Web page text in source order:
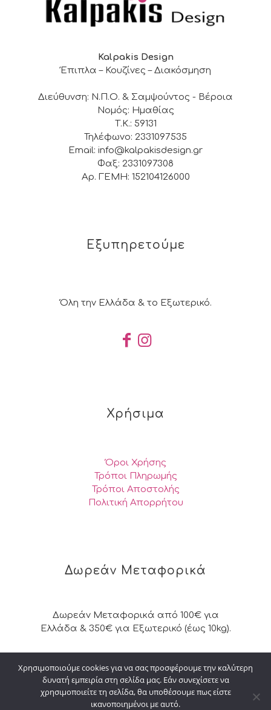
Kalpakis Design
Έπιπλα – Κουζίνες – Διακόσμηση
Διεύθυνση: Ν.Π.Ο. & Σαμψούντος - Βέροια
Νομός: Ημαθίας
Τ.Κ.: 59131
Τηλέφωνο: 2331097535
Email: info@kalpakisdesign.gr
Φαξ: 2331097308
Αρ. ΓΕΜΗ: 152104126000
Εξυπηρετούμε
Όλη την Ελλάδα & το Εξωτερικό.
Χρήσιμα
Όροι Χρήσης
Τρόποι Πληρωμής
Τρόποι Αποστολής
Πολιτική Απορρήτου
Δωρεάν Μεταφορικά
Δωρεάν Μεταφορικά από 100€ για
Ελλάδα & 350€ για Εξωτερικό (έως 10kg).
© 2026 Kalpakisdesign. All Rights Reserved. |
Powered by
digital4u
Χρησιμοποιούμε cookies για να σας προσφέρουμε την καλύτερη
δυνατή εμπειρία στη σελίδα μας. Εάν συνεχίσετε να
χρησιμοποιείτε τη σελίδα, θα υποθέσουμε πως είστε
ικανοποιημένοι με αυτό.